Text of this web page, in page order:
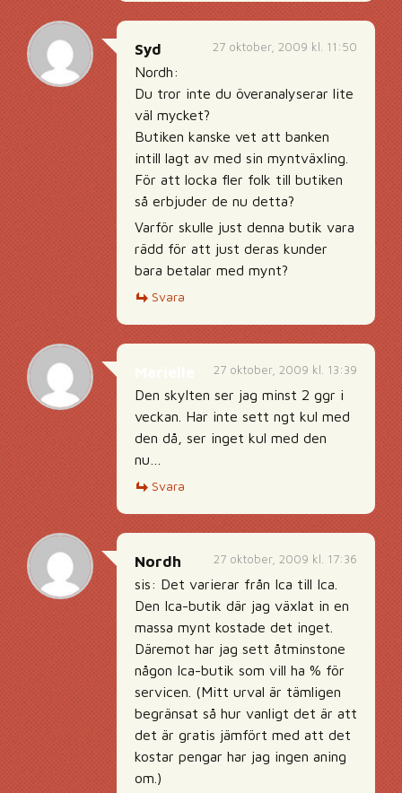
27 oktober, 2009 kl. 11:50
Syd
Nordh:
Du tror inte du överanalyserar lite
väl mycket?
Butiken kanske vet att banken
intill lagt av med sin myntväxling.
För att locka fler folk till butiken
så erbjuder de nu detta?
Varför skulle just denna butik vara
rädd för att just deras kunder
bara betalar med mynt?
Svara
27 oktober, 2009 kl. 13:39
Den skylten ser jag minst 2 ggr i
veckan. Har inte sett ngt kul med
den då, ser inget kul med den
nu…
Svara
27 oktober, 2009 kl. 17:36
Nordh
sis: Det varierar från Ica till Ica.
Den Ica-butik där jag växlat in en
massa mynt kostade det inget.
Däremot har jag sett åtminstone
någon Ica-butik som vill ha % för
servicen. (Mitt urval är tämligen
begränsat så hur vanligt det är att
det är gratis jämfört med att det
kostar pengar har jag ingen aning
om.)